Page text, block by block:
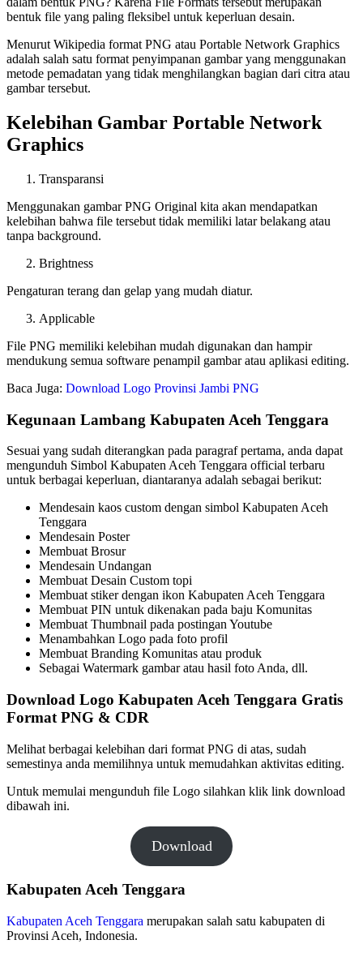
bentuk file yang paling fleksibel untuk keperluan desain.
Menurut Wikipedia format PNG atau Portable Network Graphics
adalah salah satu format penyimpanan gambar yang menggunakan
metode pemadatan yang tidak menghilangkan bagian dari citra atau
gambar tersebut.
Kelebihan Gambar Portable Network
Graphics
Transparansi
Menggunakan gambar PNG Original kita akan mendapatkan
kelebihan bahwa file tersebut tidak memiliki latar belakang atau
tanpa background.
Brightness
Pengaturan terang dan gelap yang mudah diatur.
Applicable
File PNG memiliki kelebihan mudah digunakan dan hampir
mendukung semua software penampil gambar atau aplikasi editing.
Baca Juga: Download Logo Provinsi Jambi PNG
Kegunaan Lambang Kabupaten Aceh Tenggara
Sesuai yang sudah diterangkan pada paragraf pertama, anda dapat
mengunduh Simbol Kabupaten Aceh Tenggara official terbaru
untuk berbagai keperluan, diantaranya adalah sebagai berikut:
Mendesain kaos custom dengan simbol Kabupaten Aceh
Tenggara
Mendesain Poster
Membuat Brosur
Mendesain Undangan
Membuat Desain Custom topi
Membuat stiker dengan ikon Kabupaten Aceh Tenggara
Membuat PIN untuk dikenakan pada baju Komunitas
Membuat Thumbnail pada postingan Youtube
Menambahkan Logo pada foto profil
Membuat Branding Komunitas atau produk
Sebagai Watermark gambar atau hasil foto Anda, dll.
Download Logo Kabupaten Aceh Tenggara Gratis
Format PNG & CDR
Melihat berbagai kelebihan dari format PNG di atas, sudah
semestinya anda memilihnya untuk memudahkan aktivitas editing.
Untuk memulai mengunduh file Logo silahkan klik link download
dibawah ini.
Download
Kabupaten Aceh Tenggara
Kabupaten Aceh Tenggara merupakan salah satu kabupaten di
Provinsi Aceh, Indonesia.